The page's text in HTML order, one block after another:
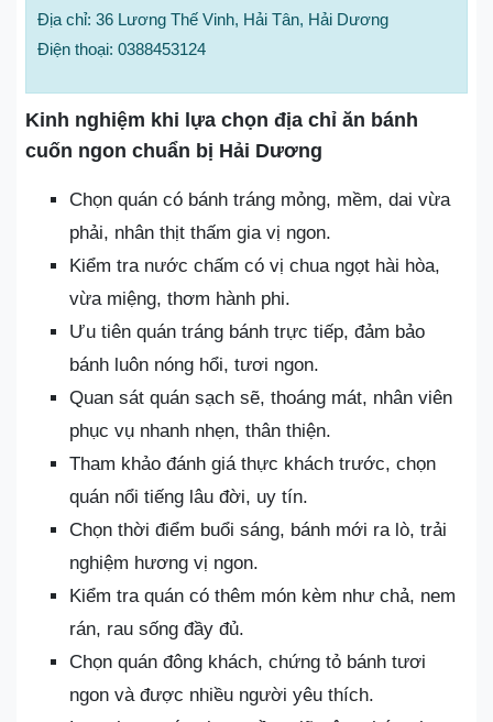
Địa chỉ: 36 Lương Thế Vinh, Hải Tân, Hải Dương
Điện thoại: 0388453124
Kinh nghiệm khi lựa chọn địa chỉ ăn bánh
cuốn ngon chuẩn bị Hải Dương
Chọn quán có bánh tráng mỏng, mềm, dai vừa
phải, nhân thịt thấm gia vị ngon.
Kiểm tra nước chấm có vị chua ngọt hài hòa,
vừa miệng, thơm hành phi.
Ưu tiên quán tráng bánh trực tiếp, đảm bảo
bánh luôn nóng hổi, tươi ngon.
Quan sát quán sạch sẽ, thoáng mát, nhân viên
phục vụ nhanh nhẹn, thân thiện.
Tham khảo đánh giá thực khách trước, chọn
quán nổi tiếng lâu đời, uy tín.
Chọn thời điểm buổi sáng, bánh mới ra lò, trải
nghiệm hương vị ngon.
Kiểm tra quán có thêm món kèm như chả, nem
rán, rau sống đầy đủ.
Chọn quán đông khách, chứng tỏ bánh tươi
ngon và được nhiều người yêu thích.